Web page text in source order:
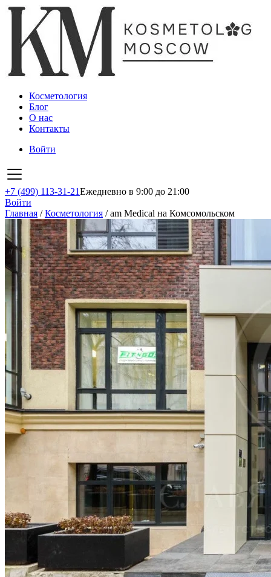
Косметология
Блог
О нас
Контакты
Войти
+7 (499) 113-31-21Ежедневно в 9:00 до 21:00
Войти
Главная /Косметология /am Medical на Комсомольском